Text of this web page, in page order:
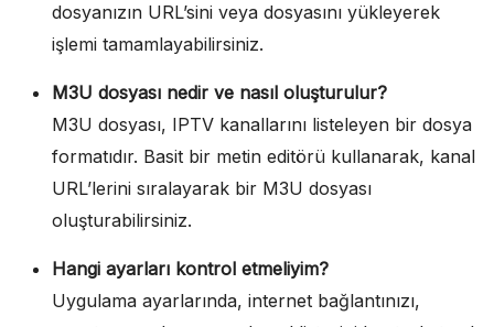
dosyanızın URL’sini veya dosyasını yükleyerek
işlemi tamamlayabilirsiniz.
M3U dosyası nedir ve nasıl oluşturulur?
M3U dosyası, IPTV kanallarını listeleyen bir dosya
formatıdır. Basit bir metin editörü kullanarak, kanal
URL’lerini sıralayarak bir M3U dosyası
oluşturabilirsiniz.
Hangi ayarları kontrol etmeliyim?
Uygulama ayarlarında, internet bağlantınızı,